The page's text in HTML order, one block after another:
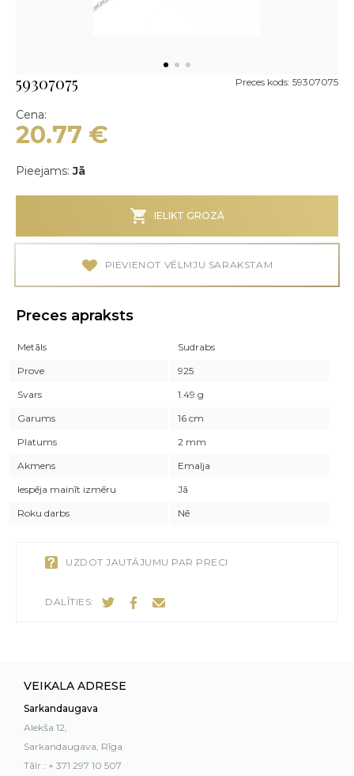
59307075 Preces kods: 59307075
Cena:
20.77 €
Pieejams:Jā
IELIKT GROZĀ
PIEVIENOT VĒLMJU SARAKSTAM
Preces apraksts
Metāls
Sudrabs
Prove
925
Svars
1.49 g
Garums
16 cm
Platums
2 mm
Akmens
Emalja
Iespēja mainīt izmēru
Jā
Roku darbs
Nē
UZDOT JAUTĀJUMU PAR PRECI
DALĪTIES:
VEIKALA ADRESE
Sarkandaugava
Alekša 12,
Sarkandaugava, Rīga
Tālr.: + 371 297 10 507